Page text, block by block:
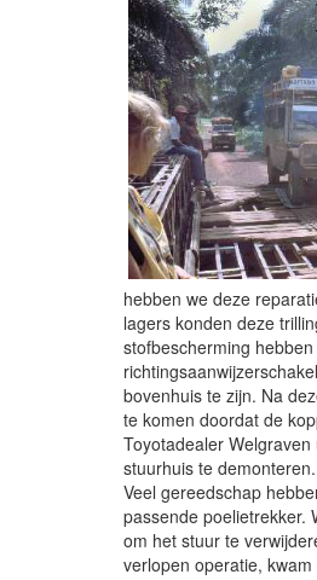
hebben we deze
lagers konden deze
stofbescherming
bovenhuis te zijn. Na
te komen doordat de
Toyotadealer
stuurhuis te demonteren.
Veel gereedschap
passende poelietrekker.
om het stuur te
verlopen operatie,